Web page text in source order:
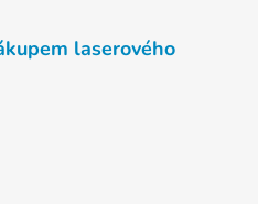
laserového